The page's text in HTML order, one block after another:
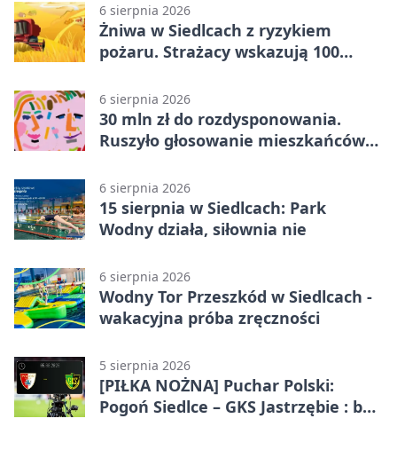
6 sierpnia 2026
Żniwa w Siedlcach z ryzykiem
pożaru. Strażacy wskazują 100
6 sierpnia 2026
30 mln zł do rozdysponowania.
Ruszyło głosowanie mieszkańców
6 sierpnia 2026
15 sierpnia w Siedlcach: Park
Wodny działa, siłownia nie
6 sierpnia 2026
Wodny Tor Przeszkód w Siedlcach -
wakacyjna próba zręczności
5 sierpnia 2026
[PIŁKA NOŻNA] Puchar Polski:
Pogoń Siedlce – GKS Jastrzębie : bez